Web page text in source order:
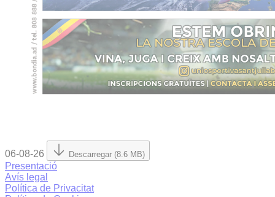
06-08-26 Descarregar (8.6 MB)
Presentació
Avís legal
Política de Privacitat